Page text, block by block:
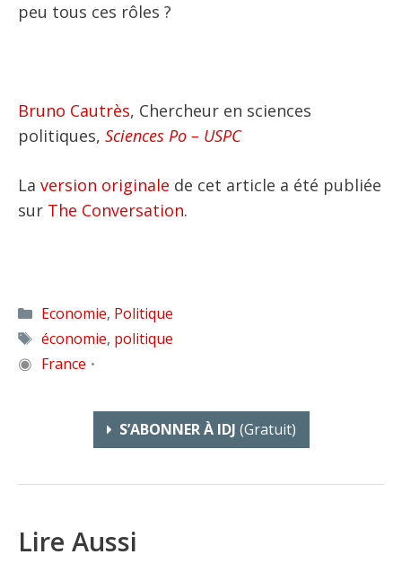
peu tous ces rôles ?
Bruno Cautrès, Chercheur en sciences
politiques, Sciences Po – USPC
La version originale de cet article a été publiée
sur The Conversation.
Catégories
Economie, Politique
Étiquettes
économie, politique
◉ France •
S’ABONNER À IDJ (gratuit)
Lire Aussi